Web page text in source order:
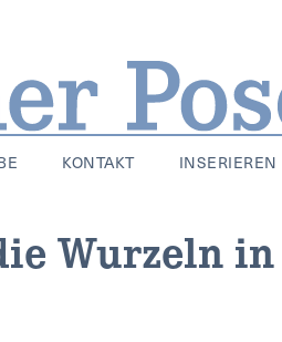
KONTAKT INSERIEREN
Wurzeln in